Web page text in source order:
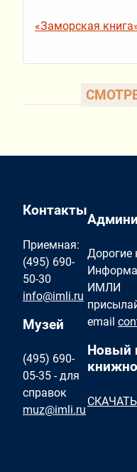
«Заморская
Контакты
Приемная:
(495) 690-
50-30
info@imli.ru
Музей
(495) 690-
05-35 - для
справок
muz@imli.ru
Дорогие
ИМЛИ
email
Новый
СКАЧАТЬ